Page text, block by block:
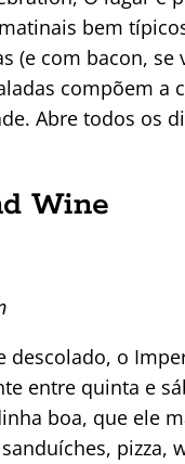
bem
(e com bacon,
compõem a
Abre todos os
Wine
descolado, o
entre quinta e
boa, que ele
pizza,